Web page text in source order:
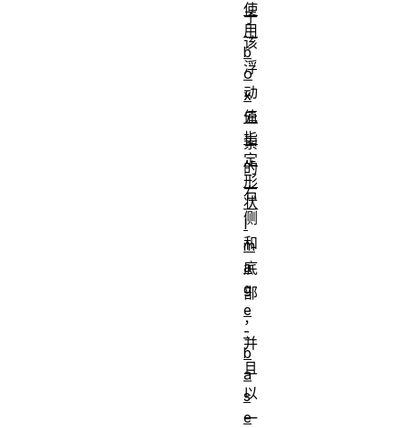
于
该
浮
动
元
素
的
右
侧
和
底
部
，
并
且
以
一
使
用
b
o
x
值
指
定
形
状
I
m
a
g
e
-
b
a
s
e